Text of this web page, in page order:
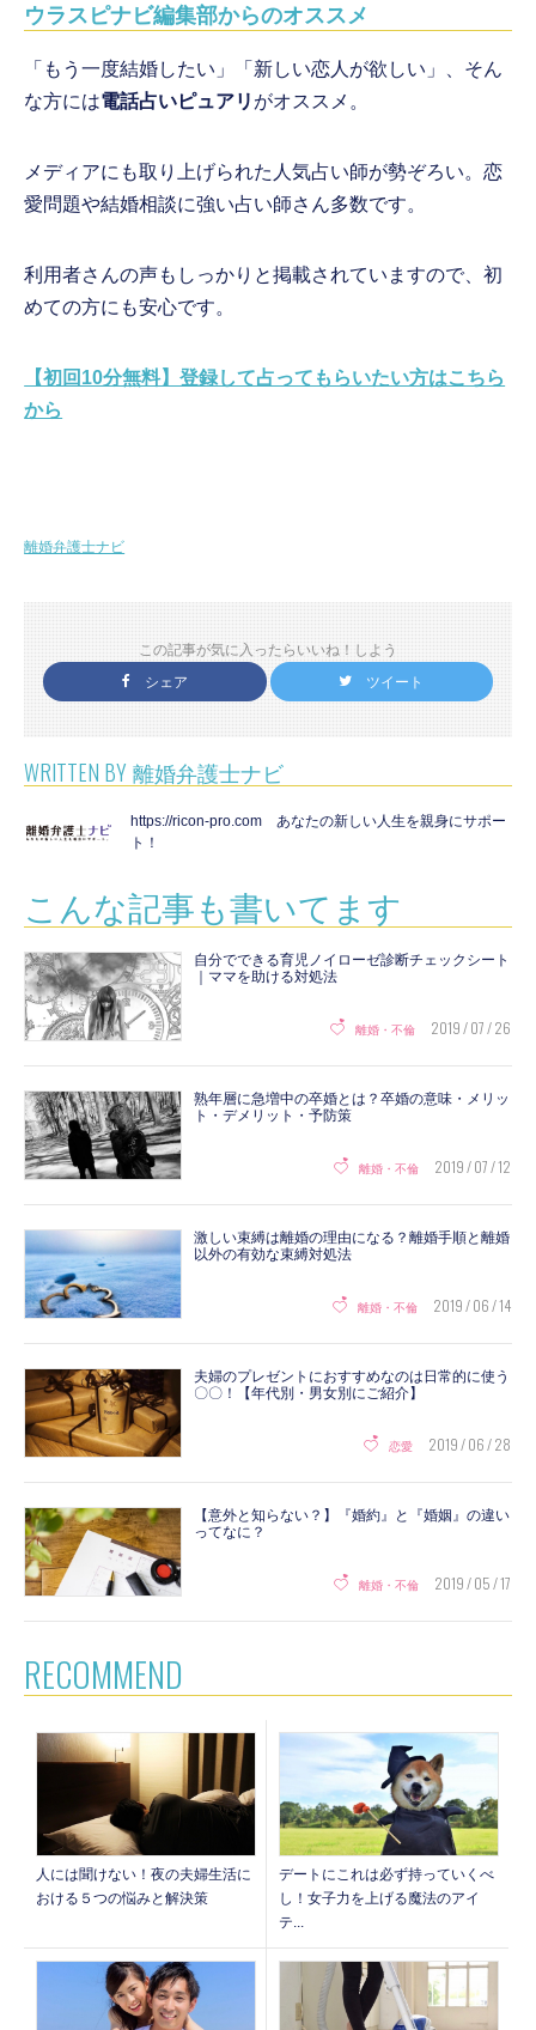
ウラスピナビ編集部からのオススメ
「もう一度結婚したい」「新しい恋人が欲しい」、そん
な方には電話占いピュアリ がオススメ。
メディアにも取り上げられた人気占い師が勢ぞろい。恋
愛問題や結婚相談に強い占い師さん多数です。
利用者さんの声もしっかりと掲載されていますので、初
めての方にも安心です。
【初回10分無料】登録して占ってもらいたい方はこちら
から
離婚弁護士ナビ
この記事が気に入ったらいいね！しよう
シェア
ツイート
WRITTEN BY 離婚弁護士ナビ
https://ricon-pro.com あなたの新しい人生を親身にサポー
ト！
こんな記事も書いてます
​自分でできる育児ノイローゼ診断チェックシート
｜ママを助ける対処法
離婚・不倫 2019 / 07 / 26
熟年層に急増中の卒婚とは？卒婚の意味・メリッ
ト・デメリット・予防策
離婚・不倫 2019 / 07 / 12
激しい束縛は離婚の理由になる？離婚手順と離婚
以外の有効な束縛対処法
離婚・不倫 2019 / 06 / 14
夫婦のプレゼントにおすすめなのは日常的に使う
〇〇！【年代別・男女別にご紹介】
恋愛 2019 / 06 / 28
【意外と知らない？】『婚約』と『婚姻』の違い
ってなに？
離婚・不倫 2019 / 05 / 17
RECOMMEND
人には聞けない！夜の夫婦生活に
おける５つの悩みと解決策
デートにこれは必ず持っていくべ
し！女子力を上げる魔法のアイ
テ...